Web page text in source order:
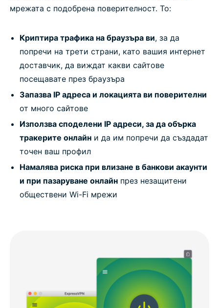
мрежата с подобрена поверителност. То:
Криптира трафика на браузъра ви, за да
попречи на трети страни, като вашия интернет
доставчик, да виждат какви сайтове
посещавате през браузъра
Запазва IP адреса и локацията ви поверителни
от много сайтове
Използва споделени IP адреси, за да обърка
тракерите онлайн и да им попречи да създадат
точен ваш профил
Намалява риска при влизане в банкови акаунти
и при пазаруване онлайн през незащитени
обществени Wi-Fi мрежи